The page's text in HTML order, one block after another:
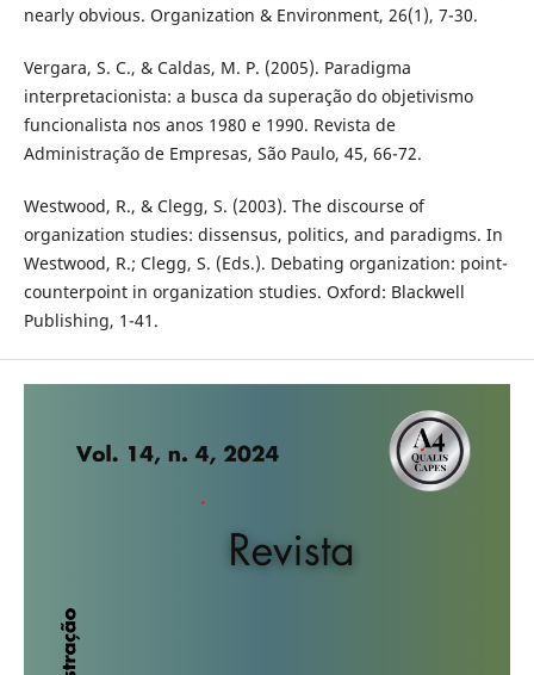
nearly obvious. Organization & Environment, 26(1), 7-30.
Vergara, S. C., & Caldas, M. P. (2005). Paradigma
interpretacionista: a busca da superação do objetivismo
funcionalista nos anos 1980 e 1990. Revista de
Administração de Empresas, São Paulo, 45, 66-72.
Westwood, R., & Clegg, S. (2003). The discourse of
organization studies: dissensus, politics, and paradigms. In
Westwood, R.; Clegg, S. (Eds.). Debating organization: point-
counterpoint in organization studies. Oxford: Blackwell
Publishing, 1-41.